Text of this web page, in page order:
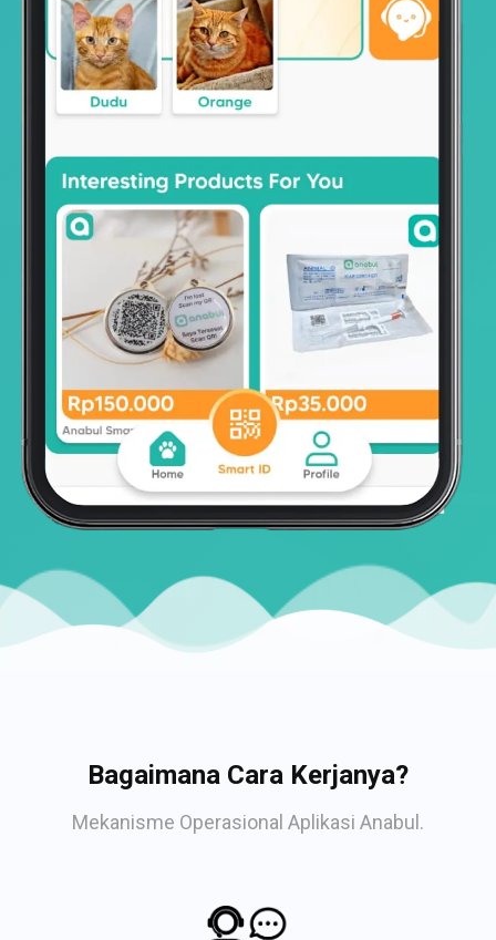
Bagaimana Cara Kerjanya?
Mekanisme Operasional Aplikasi Anabul.